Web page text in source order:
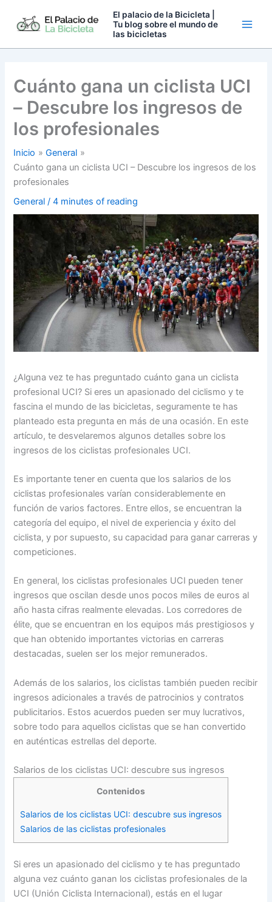
El palacio de la Bicicleta |
Tu blog sobre el mundo de
las bicicletas
Cuánto gana un ciclista UCI
– Descubre los ingresos de
los profesionales
Inicio
General
Cuánto gana un ciclista UCI – Descubre los ingresos de los
profesionales
General /4 minutes of reading
¿Alguna vez te has preguntado cuánto gana un ciclista
profesional UCI? Si eres un apasionado del ciclismo y te
fascina el mundo de las bicicletas, seguramente te has
planteado esta pregunta en más de una ocasión. En este
artículo, te desvelaremos algunos detalles sobre los
ingresos de los ciclistas profesionales UCI.
Es importante tener en cuenta que los salarios de los
ciclistas profesionales varían considerablemente en
función de varios factores. Entre ellos, se encuentran la
categoría del equipo, el nivel de experiencia y éxito del
ciclista, y por supuesto, su capacidad para ganar carreras y
competiciones.
En general, los ciclistas profesionales UCI pueden tener
ingresos que oscilan desde unos pocos miles de euros al
año hasta cifras realmente elevadas. Los corredores de
élite, que se encuentran en los equipos más prestigiosos y
que han obtenido importantes victorias en carreras
destacadas, suelen ser los mejor remunerados.
Además de los salarios, los ciclistas también pueden recibir
ingresos adicionales a través de patrocinios y contratos
publicitarios. Estos acuerdos pueden ser muy lucrativos,
sobre todo para aquellos ciclistas que se han convertido
en auténticas estrellas del deporte.
Salarios de los ciclistas UCI: descubre sus ingresos
Contenidos
Salarios de los ciclistas UCI: descubre sus ingresos
Salarios de las ciclistas profesionales
Si eres un apasionado del ciclismo y te has preguntado
alguna vez cuánto ganan los ciclistas profesionales de la
UCI (Unión Ciclista Internacional), estás en el lugar